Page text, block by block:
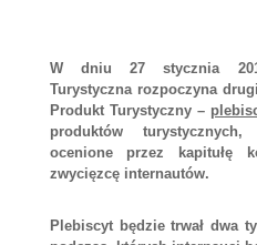
W dniu 27 stycznia
Turystyczna rozpoczyna
Produkt Turystyczny –
produktów
ocenione przez kapitułę
zwycięzcę internautów.
Plebiscyt będzie trwał dwa